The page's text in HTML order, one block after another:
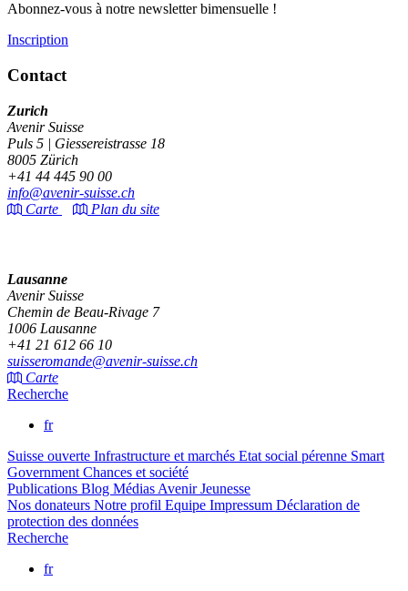
Abonnez-vous à notre newsletter bimensuelle !
Inscription
Contact
Zurich
Avenir Suisse
Puls 5 | Giessereistrasse 18
8005 Zürich
+41 44 445 90 00
info@avenir-suisse.ch
Carte
Plan du site
Lausanne
Avenir Suisse
Chemin de Beau-Rivage 7
1006 Lausanne
+41 21 612 66 10
suisseromande@avenir-suisse.ch
Carte
Recherche
fr
Suisse ouverte Infrastructure et marchés Etat social pérenne Smart
Government Chances et société
Publications Blog Médias Avenir Jeunesse
Nos donateurs Notre profil Equipe Impressum Déclaration de
protection des données
Recherche
fr